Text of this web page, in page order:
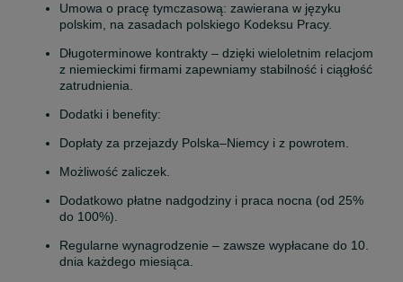
Umowa o pracę tymczasową: zawierana w języku
polskim, na zasadach polskiego Kodeksu Pracy.
Długoterminowe kontrakty – dzięki wieloletnim relacjom
z niemieckimi firmami zapewniamy stabilność i ciągłość
zatrudnienia.
Dodatki i benefity:
Dopłaty za przejazdy Polska–Niemcy i z powrotem.
Możliwość zaliczek.
Dodatkowo płatne nadgodziny i praca nocna (od 25%
do 100%).
Regularne wynagrodzenie – zawsze wypłacane do 10.
dnia każdego miesiąca.